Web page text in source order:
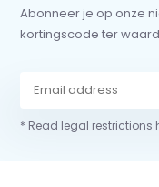
Abonneer je op onze
kortingscode ter
* Read legal restrictions